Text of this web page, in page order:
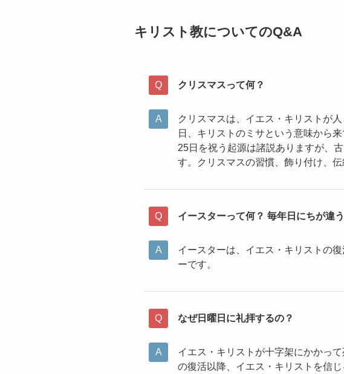
キリスト教についてのQ&A
クリスマスって何？
クリスマスは、イエス・キリストが
日、キリストのミサという意味から
25日を祝う起源は諸説ありますが、
す。クリスマスの習慣、飾り付け、
イースターって何？ 毎年日にちが違
イースターは、イエス・キリストの
ーです。
なぜ日曜日に礼拝するの？
イエス・キリストが十字架にかかっ
の復活以降、イエス・キリストを信